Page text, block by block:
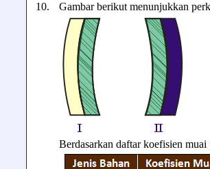
10. Gambar berikut menunjukkan
Berdasarkan daftar koefisien